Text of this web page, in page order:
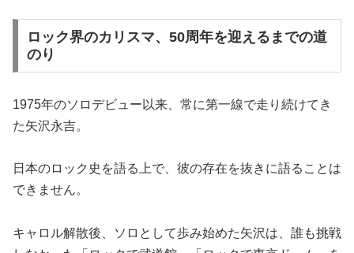
ロック界のカリスマ、50周年を迎えるまでの道
のり
1975年のソロデビュー以来、常に第一線で走り続けてき
た矢沢永吉。
日本のロック史を語る上で、彼の存在を抜きに語ることは
できません。
キャロル解散後、ソロとして歩み始めた矢沢は、誰も挑戦